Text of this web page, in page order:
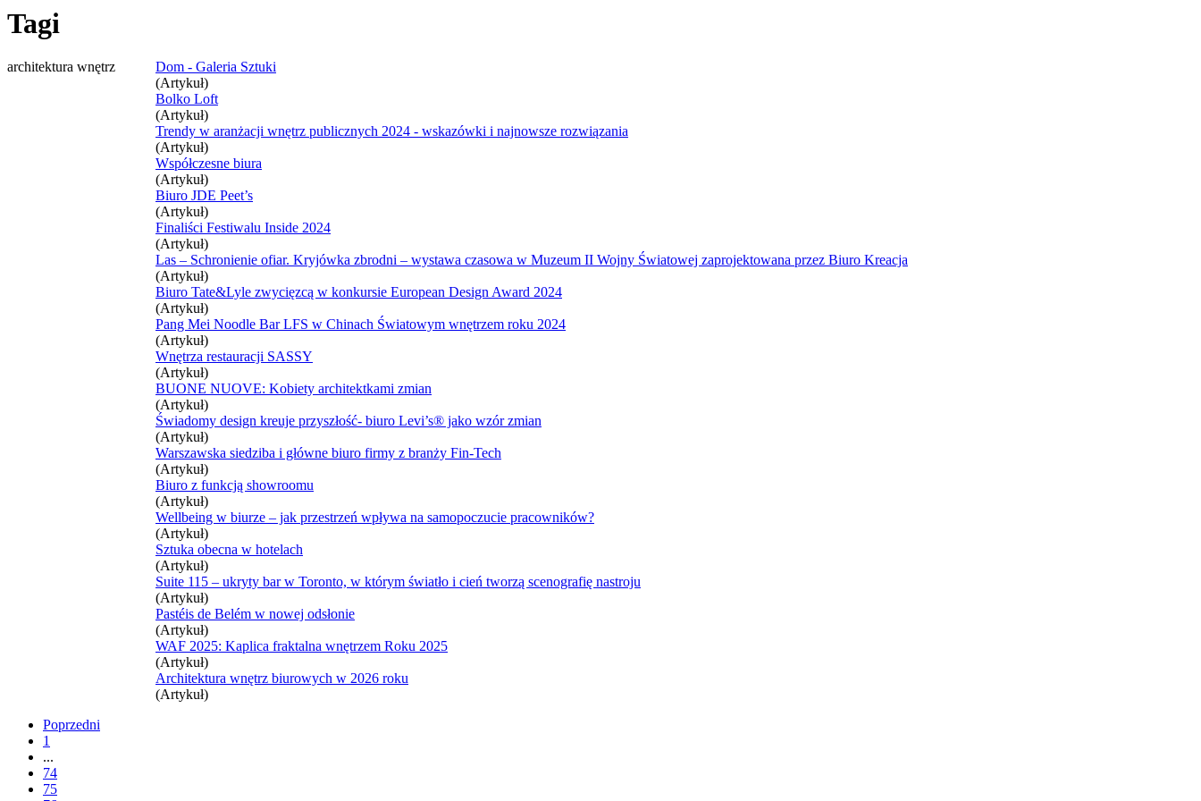
Tagi
architektura wnętrz
Dom - Galeria Sztuki
(Artykuł)
Bolko Loft
(Artykuł)
Trendy w aranżacji wnętrz publicznych 2024 - wskazówki i najnowsze rozwiązania
(Artykuł)
Współczesne biura
(Artykuł)
Biuro JDE Peet’s
(Artykuł)
Finaliści Festiwalu Inside 2024
(Artykuł)
Las – Schronienie ofiar. Kryjówka zbrodni – wystawa czasowa w Muzeum II Wojny Światowej zaprojektowana przez Biuro Kreacja
(Artykuł)
Biuro Tate&Lyle zwycięzcą w konkursie European Design Award 2024
(Artykuł)
Pang Mei Noodle Bar LFS w Chinach Światowym wnętrzem roku 2024
(Artykuł)
Wnętrza restauracji SASSY
(Artykuł)
BUONE NUOVE: Kobiety architektkami zmian
(Artykuł)
Świadomy design kreuje przyszłość- biuro Levi’s® jako wzór zmian
(Artykuł)
Warszawska siedziba i główne biuro firmy z branży Fin-Tech
(Artykuł)
Biuro z funkcją showroomu
(Artykuł)
Wellbeing w biurze – jak przestrzeń wpływa na samopoczucie pracowników?
(Artykuł)
Sztuka obecna w hotelach
(Artykuł)
Suite 115 – ukryty bar w Toronto, w którym światło i cień tworzą scenografię nastroju
(Artykuł)
Pastéis de Belém w nowej odsłonie
(Artykuł)
WAF 2025: Kaplica fraktalna wnętrzem Roku 2025
(Artykuł)
Architektura wnętrz biurowych w 2026 roku
(Artykuł)
Poprzedni
1
...
74
75